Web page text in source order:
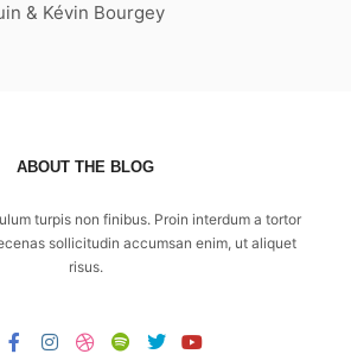
& Kévin Bourgey
ABOUT THE BLOG
turpis non finibus. Proin interdum a tortor
sollicitudin accumsan enim, ut aliquet
risus.